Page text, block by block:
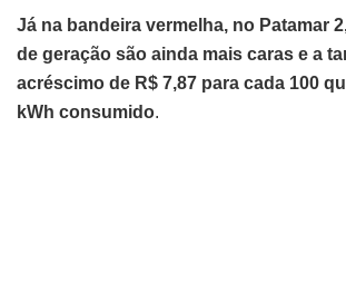
Já na bandeira vermelha, no Patamar
de geração são ainda mais caras e a
acréscimo de R$ 7,87 para cada 100
kWh consumido.